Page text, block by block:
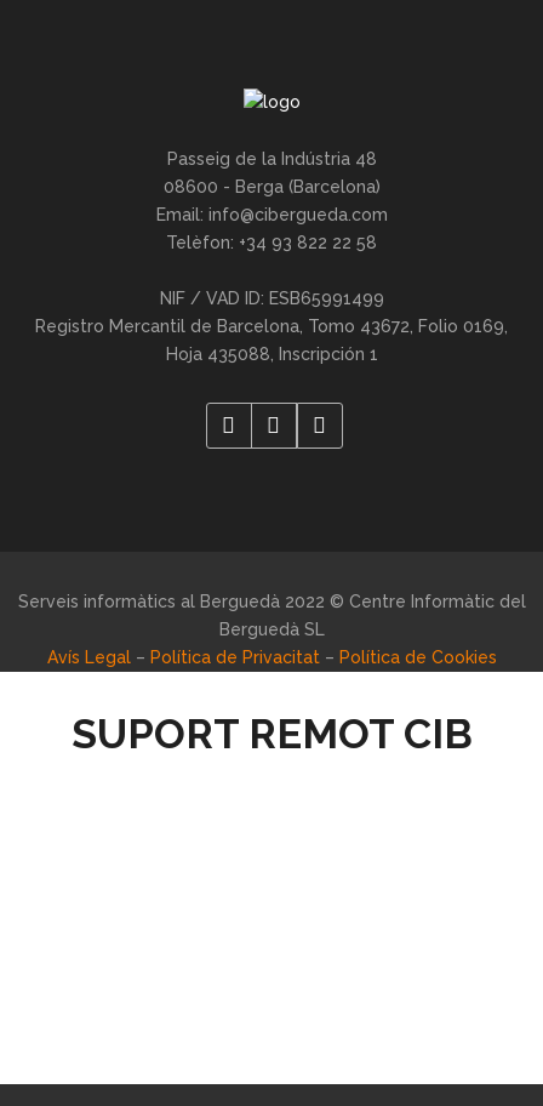
Passeig de la Indústria 48
08600 - Berga (Barcelona)
Email: info@cibergueda.com
Telèfon: +34 93 822 22 58
NIF / VAD ID: ESB65991499
Registro Mercantil de Barcelona, Tomo 43672, Folio 0169,
Hoja 435088, Inscripción 1
Serveis informàtics al Berguedà 2022 © Centre Informàtic del
Berguedà SL
Avís Legal– Política de Privacitat– Política de Cookies
SUPORT REMOT CIB